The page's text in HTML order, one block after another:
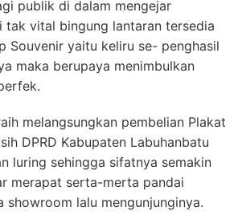
publik di dalam mengejar
tak vital bingung lantaran tersedia
Souvenir yaitu keliru se- penghasil
maka berupaya menimbulkan
melangsungkan pembelian Plakat
DPRD Kabupaten Labuhanbatu
luring sehingga sifatnya semakin
merapat serta-merta pandai
showroom lalu mengunjunginya.